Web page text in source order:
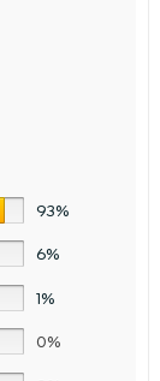
93%
6%
1%
0%